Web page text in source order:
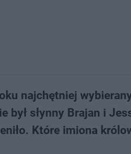
najchętniej
był słynny Brajan i
Które imiona